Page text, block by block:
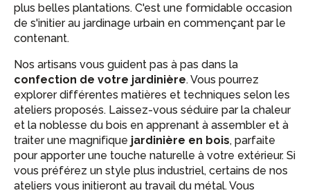
plus belles plantations. C'est une formidable occasion
de s'initier au jardinage urbain en commençant par le
contenant.
Nos artisans vous guident pas à pas dans la
confection de votre jardinière. Vous pourrez
explorer différentes matières et techniques selon les
ateliers proposés. Laissez-vous séduire par la chaleur
et la noblesse du bois en apprenant à assembler et à
traiter une magnifique jardinière en bois, parfaite
pour apporter une touche naturelle à votre extérieur. Si
vous préférez un style plus industriel, certains de nos
ateliers vous initieront au travail du métal. Vous